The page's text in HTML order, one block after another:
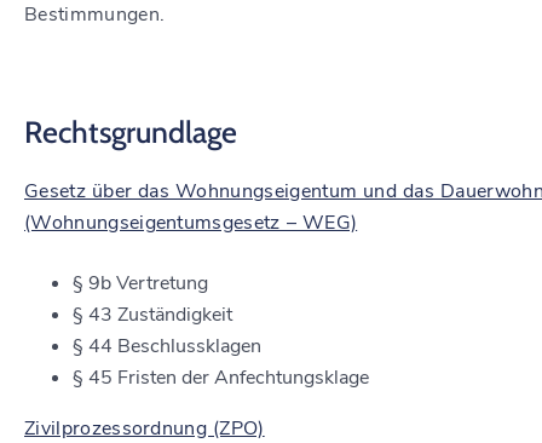
Bestimmungen.
Rechtsgrundlage
Gesetz über das Wohnungseigentum und das
(Wohnungseigentumsgesetz – WEG)
§ 9b Vertretung
§ 43 Zuständigkeit
§ 44 Beschlussklagen
§ 45 Fristen der Anfechtungsklage
Zivilprozessordnung (ZPO)